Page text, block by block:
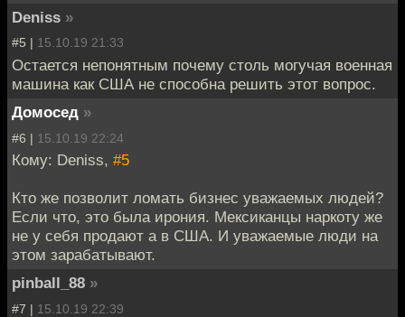
Deniss »
#5 | 15.10.19 21:33
Остается непонятным почему столь могучая военная
машина как США не способна решить этот вопрос.
Домосед »
#6 | 15.10.19 22:24
Кому: Deniss, #5
Кто же позволит ломать бизнес уважаемых людей?
Если что, это была ирония. Мексиканцы наркоту же
не у себя продают а в США. И уважаемые люди на
этом зарабатывают.
pinball_88 »
#7 | 15.10.19 22:39